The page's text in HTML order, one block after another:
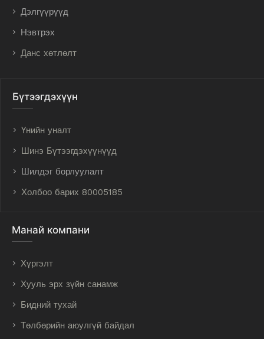
Дэлгүүрүүд
Нэвтрэх
Данс хөтлөлт
Бүтээгдэхүүн
Үнийн уналт
Шинэ Бүтээгдэхүүнүүд
Шилдэг борлуулалт
Холбоо барих 80005185
Манай компани
Хүргэлт
Хууль эрх зүйн санамж
Бидний тухай
Төлбөрийн аюулгүй байдал